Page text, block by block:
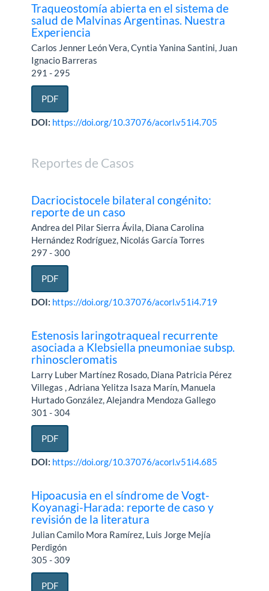
Traqueostomía abierta en el sistema de
salud de Malvinas Argentinas. Nuestra
Experiencia
Carlos Jenner León Vera, Cyntia Yanina Santini, Juan
Ignacio Barreras
291 - 295
PDF
DOI: https://doi.org/10.37076/acorl.v51i4.705
Reportes de Casos
Dacriocistocele bilateral congénito:
reporte de un caso
Andrea del Pilar Sierra Ávila, Diana Carolina
Hernández Rodríguez, Nicolás García Torres
297 - 300
PDF
DOI: https://doi.org/10.37076/acorl.v51i4.719
Estenosis laringotraqueal recurrente
asociada a Klebsiella pneumoniae subsp.
rhinoscleromatis
Larry Luber Martínez Rosado, Diana Patricia Pérez
Villegas , Adriana Yelitza Isaza Marín, Manuela
Hurtado González, Alejandra Mendoza Gallego
301 - 304
PDF
DOI: https://doi.org/10.37076/acorl.v51i4.685
Hipoacusia en el síndrome de Vogt-
Koyanagi-Harada: reporte de caso y
revisión de la literatura
Julian Camilo Mora Ramírez, Luis Jorge Mejía
Perdigón
305 - 309
PDF